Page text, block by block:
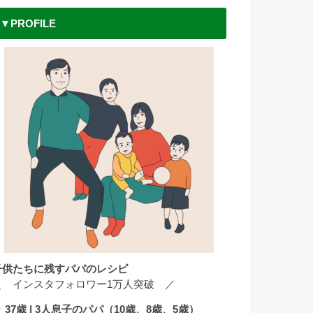
▼PROFILE
供たちに残すパパのレシピ
インスタフォロワー1万人突破 ／
歳 | 3人息子のパパ（10歳、8歳、5歳）